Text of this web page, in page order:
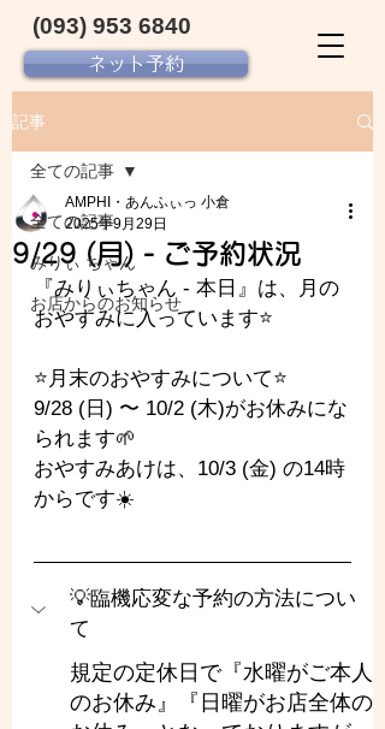
ネット予約
(093) 953 6840‬
記事
全ての記事
みりぃ ちゃん
お店からのお知らせ
全ての記事
9/29 (月) - ご予約状況
AMPHI・あんふぃっ 小倉
2025年9月29日
『みりぃちゃん - 本日』は、月の
おやすみに入っています⭐️
⭐️月末のおやすみについて⭐️
9/28 (日) 〜 10/2 (木)がお休みにな
られます🌱
おやすみあけは、10/3 (金) の14時
からです☀️
💡臨機応変な予約の方法につい
て
規定の定休日で『水曜がご本人
のお休み』『日曜がお店全体の